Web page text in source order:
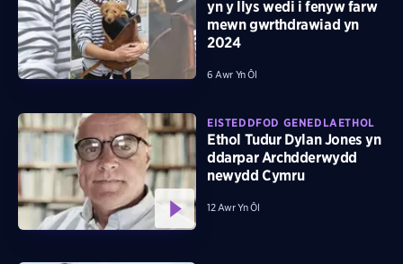
yn y llys wedi i fenyw farw
mewn gwrthdrawiad yn
2024
6 Awr Yn Ôl
EISTEDDFOD GENEDLAETHOL
Ethol Tudur Dylan Jones yn
ddarpar Archdderwydd
newydd Cymru
12 Awr Yn Ôl